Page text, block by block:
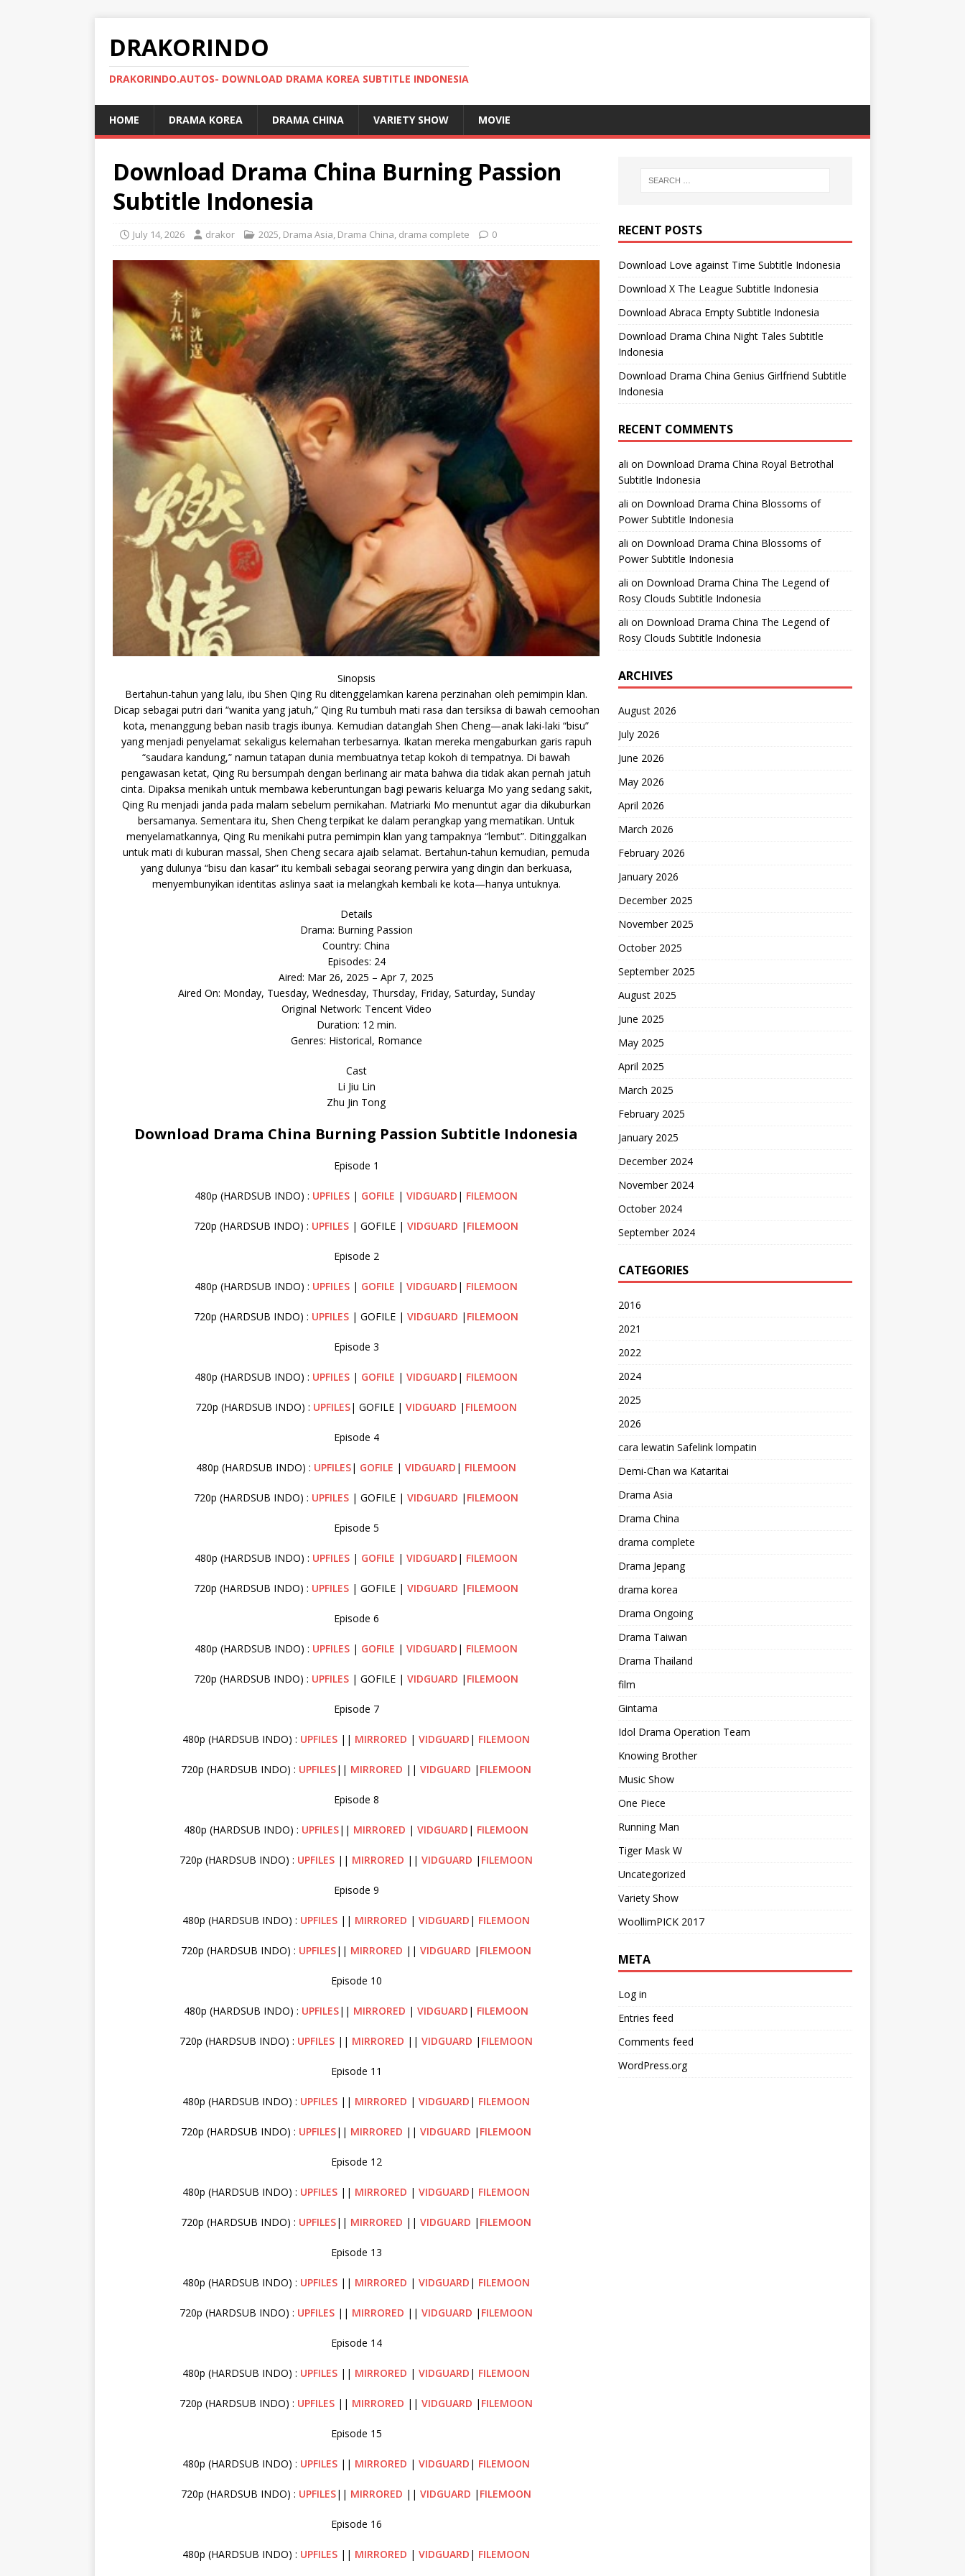
DRAKORINDO
DRAKORINDO.AUTOS- DOWNLOAD DRAMA KOREA SUBTITLE INDONESIA
HOME DRAMA KOREA DRAMA CHINA VARIETY SHOW MOVIE
Download Drama China Burning Passion
Subtitle Indonesia
July 14, 2026 drakor 2025, Drama Asia, Drama China, drama complete 0
Sinopsis
Bertahun-tahun yang lalu, ibu Shen Qing Ru ditenggelamkan karena perzinahan oleh pemimpin klan.
Dicap sebagai putri dari “wanita yang jatuh,” Qing Ru tumbuh mati rasa dan tersiksa di bawah cemoohan
kota, menanggung beban nasib tragis ibunya. Kemudian datanglah Shen Cheng—anak laki-laki “bisu”
yang menjadi penyelamat sekaligus kelemahan terbesarnya. Ikatan mereka mengaburkan garis rapuh
“saudara kandung,” namun tatapan dunia membuatnya tetap kokoh di tempatnya. Di bawah
pengawasan ketat, Qing Ru bersumpah dengan berlinang air mata bahwa dia tidak akan pernah jatuh
cinta. Dipaksa menikah untuk membawa keberuntungan bagi pewaris keluarga Mo yang sedang sakit,
Qing Ru menjadi janda pada malam sebelum pernikahan. Matriarki Mo menuntut agar dia dikuburkan
bersamanya. Sementara itu, Shen Cheng terpikat ke dalam perangkap yang mematikan. Untuk
menyelamatkannya, Qing Ru menikahi putra pemimpin klan yang tampaknya “lembut”. Ditinggalkan
untuk mati di kuburan massal, Shen Cheng secara ajaib selamat. Bertahun-tahun kemudian, pemuda
yang dulunya “bisu dan kasar” itu kembali sebagai seorang perwira yang dingin dan berkuasa,
menyembunyikan identitas aslinya saat ia melangkah kembali ke kota—hanya untuknya.
Details
Drama: Burning Passion
Country: China
Episodes: 24
Aired: Mar 26, 2025 – Apr 7, 2025
Aired On: Monday, Tuesday, Wednesday, Thursday, Friday, Saturday, Sunday
Original Network: Tencent Video
Duration: 12 min.
Genres: Historical, Romance
Cast
Li Jiu Lin
Zhu Jin Tong
Download Drama China Burning Passion Subtitle Indonesia
Episode 1
480p (HARDSUB INDO) : UPFILES | GOFILE |VIDGUARD | FILEMOON
720p (HARDSUB INDO) : UPFILES | GOFILE |VIDGUARD | FILEMOON
Episode 2
480p (HARDSUB INDO) : UPFILES | GOFILE |VIDGUARD | FILEMOON
720p (HARDSUB INDO) : UPFILES | GOFILE |VIDGUARD | FILEMOON
Episode 3
480p (HARDSUB INDO) : UPFILES | GOFILE |VIDGUARD | FILEMOON
720p (HARDSUB INDO) : UPFILES| GOFILE |VIDGUARD | FILEMOON
Episode 4
480p (HARDSUB INDO) : UPFILES| GOFILE |VIDGUARD | FILEMOON
720p (HARDSUB INDO) : UPFILES | GOFILE |VIDGUARD | FILEMOON
Episode 5
480p (HARDSUB INDO) : UPFILES | GOFILE |VIDGUARD | FILEMOON
720p (HARDSUB INDO) : UPFILES | GOFILE |VIDGUARD | FILEMOON
Episode 6
480p (HARDSUB INDO) : UPFILES | GOFILE |VIDGUARD | FILEMOON
720p (HARDSUB INDO) : UPFILES | GOFILE |VIDGUARD | FILEMOON
Episode 7
480p (HARDSUB INDO) : UPFILES || MIRRORED |VIDGUARD | FILEMOON
720p (HARDSUB INDO) : UPFILES|| MIRRORED ||VIDGUARD | FILEMOON
Episode 8
480p (HARDSUB INDO) : UPFILES|| MIRRORED |VIDGUARD | FILEMOON
720p (HARDSUB INDO) : UPFILES || MIRRORED ||VIDGUARD | FILEMOON
Episode 9
480p (HARDSUB INDO) : UPFILES || MIRRORED |VIDGUARD | FILEMOON
720p (HARDSUB INDO) : UPFILES|| MIRRORED ||VIDGUARD | FILEMOON
Episode 10
480p (HARDSUB INDO) : UPFILES|| MIRRORED |VIDGUARD | FILEMOON
720p (HARDSUB INDO) : UPFILES || MIRRORED ||VIDGUARD | FILEMOON
Episode 11
480p (HARDSUB INDO) : UPFILES || MIRRORED |VIDGUARD | FILEMOON
720p (HARDSUB INDO) : UPFILES|| MIRRORED ||VIDGUARD | FILEMOON
Episode 12
480p (HARDSUB INDO) : UPFILES || MIRRORED |VIDGUARD | FILEMOON
720p (HARDSUB INDO) : UPFILES|| MIRRORED ||VIDGUARD | FILEMOON
Episode 13
480p (HARDSUB INDO) : UPFILES || MIRRORED |VIDGUARD | FILEMOON
720p (HARDSUB INDO) : UPFILES || MIRRORED ||VIDGUARD | FILEMOON
Episode 14
480p (HARDSUB INDO) : UPFILES || MIRRORED |VIDGUARD | FILEMOON
720p (HARDSUB INDO) : UPFILES || MIRRORED ||VIDGUARD | FILEMOON
Episode 15
480p (HARDSUB INDO) : UPFILES || MIRRORED |VIDGUARD | FILEMOON
720p (HARDSUB INDO) : UPFILES|| MIRRORED ||VIDGUARD | FILEMOON
Episode 16
480p (HARDSUB INDO) : UPFILES || MIRRORED |VIDGUARD | FILEMOON
RECENT POSTS
Download Love against Time Subtitle Indonesia
Download X The League Subtitle Indonesia
Download Abraca Empty Subtitle Indonesia
Download Drama China Night Tales Subtitle
Indonesia
Download Drama China Genius Girlfriend Subtitle
Indonesia
RECENT COMMENTS
ali on Download Drama China Royal Betrothal
Subtitle Indonesia
ali on Download Drama China Blossoms of
Power Subtitle Indonesia
ali on Download Drama China Blossoms of
Power Subtitle Indonesia
ali on Download Drama China The Legend of
Rosy Clouds Subtitle Indonesia
ali on Download Drama China The Legend of
Rosy Clouds Subtitle Indonesia
ARCHIVES
August 2026
July 2026
June 2026
May 2026
April 2026
March 2026
February 2026
January 2026
December 2025
November 2025
October 2025
September 2025
August 2025
June 2025
May 2025
April 2025
March 2025
February 2025
January 2025
December 2024
November 2024
October 2024
September 2024
CATEGORIES
2016
2021
2022
2024
2025
2026
cara lewatin Safelink lompatin
Demi-Chan wa Kataritai
Drama Asia
Drama China
drama complete
Drama Jepang
drama korea
Drama Ongoing
Drama Taiwan
Drama Thailand
film
Gintama
Idol Drama Operation Team
Knowing Brother
Music Show
One Piece
Running Man
Tiger Mask W
Uncategorized
Variety Show
WoollimPICK 2017
META
Log in
Entries feed
Comments feed
WordPress.org